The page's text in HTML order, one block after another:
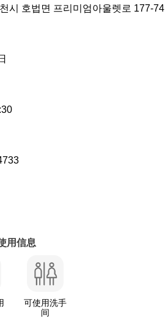
시 호법면 프리미엄아울렛로 177-74
用信息
可使用洗手
间